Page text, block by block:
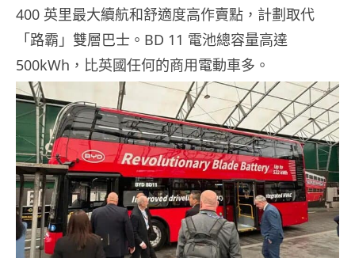
400 英里最大續航和舒適度高作賣點，計劃取代
「路霸」雙層巴士。BD 11 電池總容量高達
500kWh，比英國任何的商用電動車多。